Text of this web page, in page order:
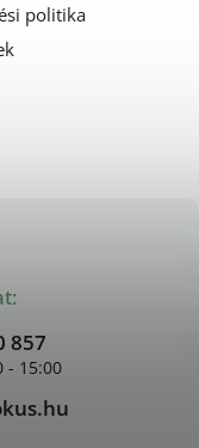
857
politika